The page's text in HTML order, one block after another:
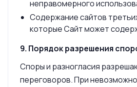
неправомерного
Содержание сайтов
которые Сайт может
9. Порядок разрешения
Споры и разногласия
переговоров. При